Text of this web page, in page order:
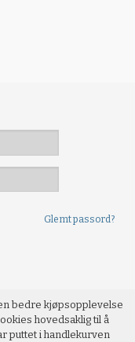
Glemt passord?
bedre kjøpsopplevelse
hovedsaklig til å
puttet i handlekurven